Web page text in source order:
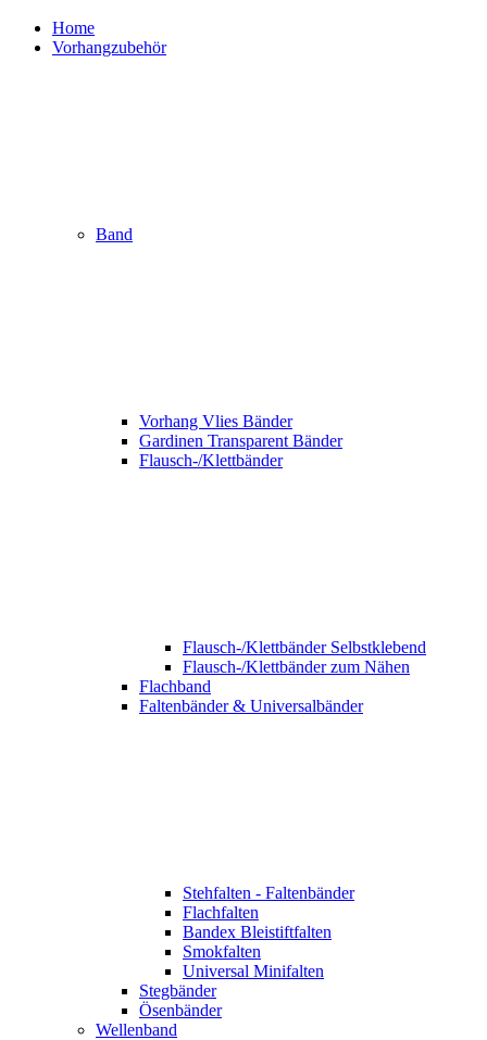
Home
Vorhangzubehör
Band
Vorhang Vlies Bänder
Gardinen Transparent Bänder
Flausch-/Klettbänder
Flausch-/Klettbänder Selbstklebend
Flausch-/Klettbänder zum Nähen
Flachband
Faltenbänder & Universalbänder
Stehfalten - Faltenbänder
Flachfalten
Bandex Bleistiftfalten
Smokfalten
Universal Minifalten
Stegbänder
Ösenbänder
Wellenband